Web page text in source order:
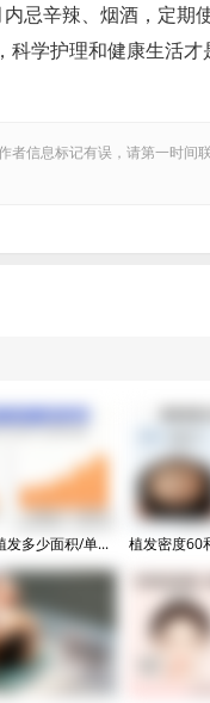
忌辛辣、烟酒，定期
学护理和健康生活才
信息标记有误，请第一时间
发多少面积/单... 植发密度60